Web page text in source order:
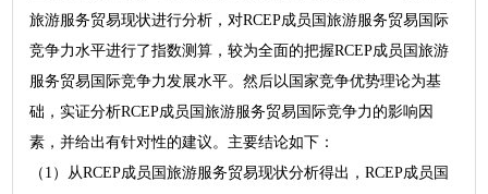
旅游服务贸易现状进行分析，对RCEP成员国旅游服务贸易国际
竞争力水平进行了指数测算，较为全面的把握RCEP成员国旅游
服务贸易国际竞争力发展水平。然后以国家竞争优势理论为基
础，实证分析RCEP成员国旅游服务贸易国际竞争力的影响因
素，并给出有针对性的建议。主要结论如下：
（1）从RCEP成员国旅游服务贸易现状分析得出，RCEP成员国